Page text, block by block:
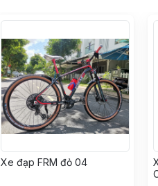
Vòng Carbon chêm cổ
Miếng dán Cao su bảo vệ
Bộ group SHIMANO
Cối líp Shimano MS for
Xe đạp FRM đỏ 04